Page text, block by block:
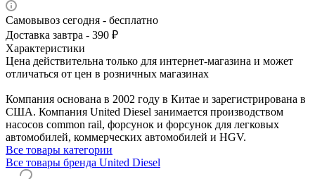
Самовывоз сегодня - бесплатно
Доставка завтра - 390 ₽
Характеристики
Цена действительна только для интернет-магазина и может
отличаться от цен в розничных магазинах
Компания основана в 2002 году в Китае и зарегистрирована в
США. Компания United Diesel занимается производством
насосов common rail, форсунок и форсунок для легковых
автомобилей, коммерческих автомобилей и HGV.
Все товары категории
Все товары бренда United Diesel